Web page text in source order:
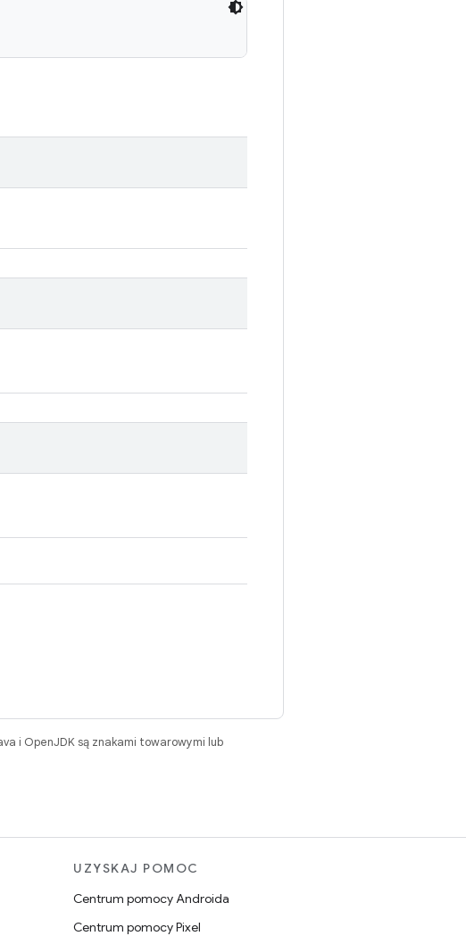
i OpenJDK są znakami towarowymi lub
UZYSKAJ POMOC
Centrum pomocy Androida
Centrum pomocy Pixel